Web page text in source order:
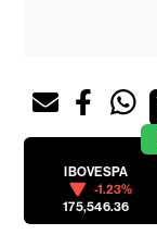
IBOVESPA
-1.23%
175,546.36